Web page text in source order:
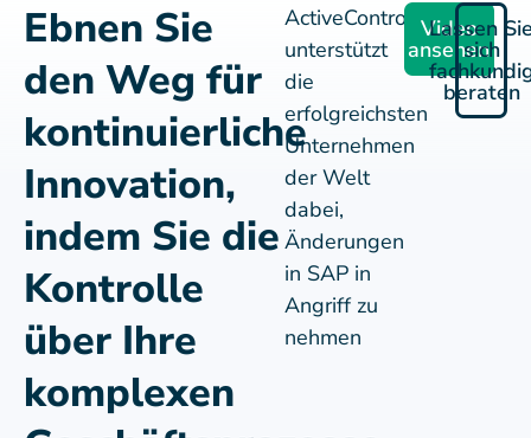
Ebnen Sie
den Weg für
kontinuierliche
Innovation,
indem Sie die
Kontrolle
über Ihre
komplexen
ActiveControl
unterstützt
die
erfolgreichsten
Unternehmen
der Welt
dabei,
Änderungen
in SAP in
Angriff zu
nehmen
Video
ansehen
Lassen
sich
beraten